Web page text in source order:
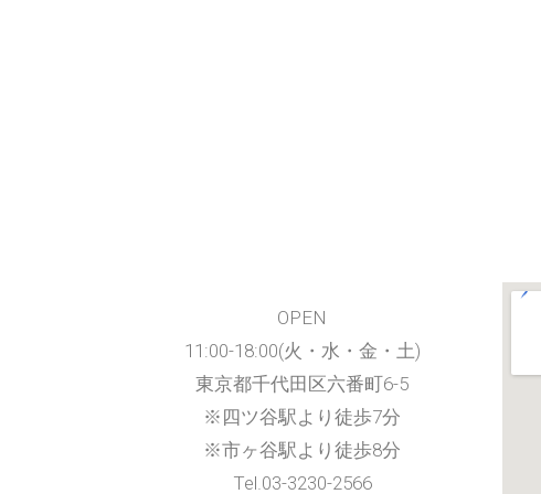
OPEN
11:00-18:00(火・水・金・土)
東京都千代田区六番町6-5
※四ツ谷駅より徒歩7分
※市ヶ谷駅より徒歩8分
Tel.03-3230-2566